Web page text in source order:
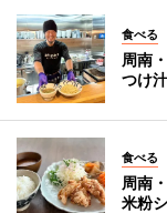
食べる
周南
つけ
食べる
周南
米粉